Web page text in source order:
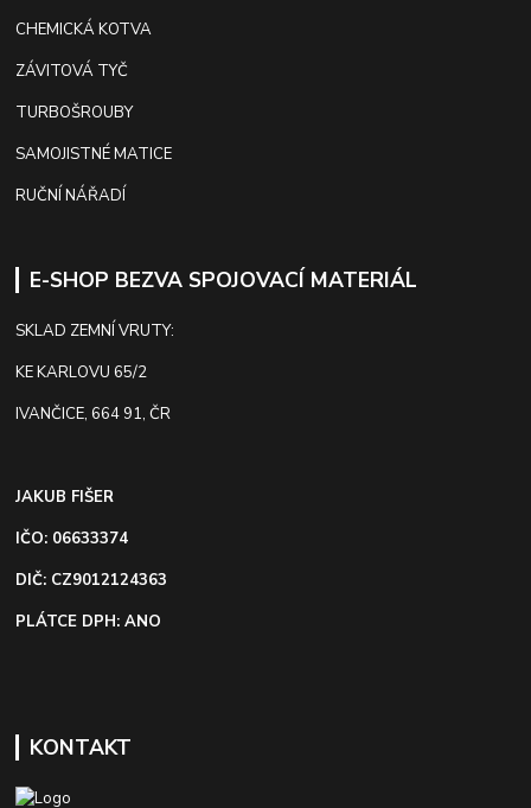
CHEMICKÁ KOTVA
ZÁVITOVÁ TYČ
TURBOŠROUBY
SAMOJISTNÉ MATICE
RUČNÍ NÁŘADÍ
E-SHOP BEZVA SPOJOVACÍ MATERIÁL
SKLAD ZEMNÍ VRUTY:
KE KARLOVU 65/2
IVANČICE, 664 91, ČR
JAKUB FIŠER
IČO: 06633374
DIČ: CZ9012124363
PLÁTCE DPH: ANO
KONTAKT